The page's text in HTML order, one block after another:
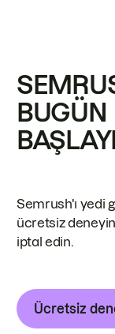
BUGÜN
Semrush'ı yedi
ücretsiz
iptal edin.
Ücretsiz